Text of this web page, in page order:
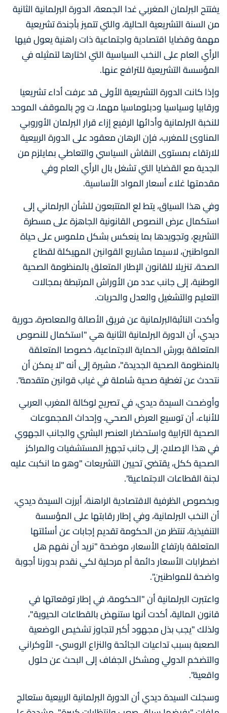
يفتتح البرلمان المغربي غدا الجمعة، الدورة البرلمانية الثانية
من السنة التشريعية الحالية، والتي تتميز بأجندة تشريعية
مهمة وقضايا اقتصادية واجتماعية ذات راهنية يعول فيها
الرأي العام على النخب السياسية التي اختارها لتمثيله في
المؤسسة التشريعية للترافع عنها.
وإذا كانت الدورة التشريعية الأولى قد عرفت أداء تشريعيا
ورقابيا وسياسيا ودبلوماسيا مهما، ت وج بالموقف الموحد
للنخبة البرلمانية وأدائها الرفيع إزاء قرار البرلمان الأوروبي
المناوئ للمغرب، فإن الرهان معقود على الدورة الربيعية
للارتقاء بمستوى النقاش السياسي والتعاطي بمايلزم من
الجدية مع القضايا التي تشغل بال الرأي العام وفي
مقدمتها غلاء أسعار المواد الأساسية.
وفي هذا السياق، يتط لع المتتبعون للشأن البرلماني إلى
استكمال عرض النصوص القانونية الجاهزة على مسطرة
التشريع، وتجويدها بما ينعكس بشكل ملموس على حياة
المواطنين، لاسيما مشاريع القوانين المهيكلة لقطاع
الصحة، تنزيلا للقانون الإطار المتعلق بالمنظومة الصحية
الوطنية، إلى جانب عدد من الأوراش المرتبطة بمجالات
التعليم والتشغيل والعدل والحريات.
وأكدت النائبةالبرلمانية عن فريق الأصالة والمعاصرة، حورية
ديدي، أن الدورة البرلمانية الثانية هي "استكمال للنصوص
المتعلقة بورش الحماية الاجتماعية، خصوصا المتعلقة
بالمنظومة الصحية الجديدة"، مشيرة إلى أنه "لا يمكن أن
نتحدث عن تغطية صحية شاملة في غياب قوانين متقدمة".
وأوضحت السيدة ديدي، في تصريح لوكالة المغرب العربي
للأنباء، أن توسيع العرض الصحي، وإحداث المجموعات
الصحية الترابية واستحضار العنصر البشري والجانب الجهوي
في هذا الإصلاح، إلى جانب تجهيز المستشفيات والمراكز
الصحية ككل، يقتضي تحيين التشريعات "وهو ما انكبت عليه
لجنة القطاعات الاجتماعية".
وبخصوص الظرفية الاقتصادية الراهنة، أبرزت السيدة ديدي،
أن النخب البرلمانية، وفي إطار رقابتها على المؤسسة
التنفيذية، تنتظر من الحكومة تقديم إجابات عن أسئلتها
المتعلقة بارتفاع الأسعار، موضحة "نريد أن نفهم هل
اضطرابات الأسعار دائمة أم مرحلية لكي نقدم بدورنا أجوبة
واضحة للمواطنين".
واعتبرت البرلمانية أن "الحكومة، في إطار توقعاتها في
قانون المالية، أكدت أنها ستنهض بالقطاعات الحيوية"،
ولذلك "يجب بذل مجهود أكبر لتجاوز تشخيص الوضعية
الصعبة بسبب تداعيات الجائحة والنزاع الروسي- الأوكراني
والتضخم الدولي ومشكل الجفاف إلى البحث عن حلول
واقعية".
وسجلت السيدة ديدي أن الدورة البرلمانية الربيعية ستعالج